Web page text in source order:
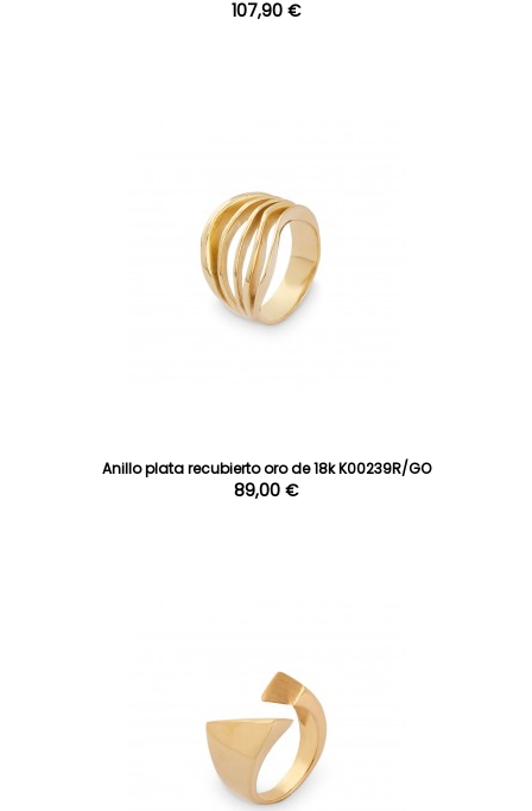
107,90 €
Anillo plata recubierto oro de 18k K00239R/GO
89,00 €